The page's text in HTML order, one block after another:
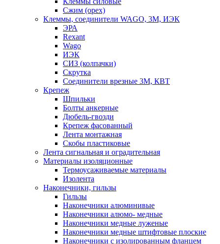
Сжим (орех)
Клеммы, соединители WAGO, 3M, ИЭК
ЭРА
Rexant
Wago
ИЭК
СИЗ (колпачки)
Скрутка
Соединители врезные 3M, КВТ
Крепеж
Шпильки
Болты анкерные
Дюбель-гвозди
Крепеж фасованный
Лента монтажная
Скобы пластиковые
Лента сигнальная и оградительная
Материалы изоляционные
Термоусаживаемые матeриалы
Изолента
Наконечники, гильзы
Гильзы
Наконечники алюминивые
Наконечники алюмо- медные
Наконечники медные луженые
Наконечники медные штифтовые плоские
Наконечники с изолированным фланцем